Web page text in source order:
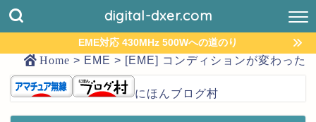
digital-dxer.com
EME対応 430MHz 500Wへの道のり
Home > EME > [EME] コンディションが変わった
にほんブログ村